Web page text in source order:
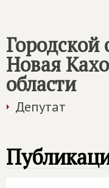
Городской
Новая
области
Депутат